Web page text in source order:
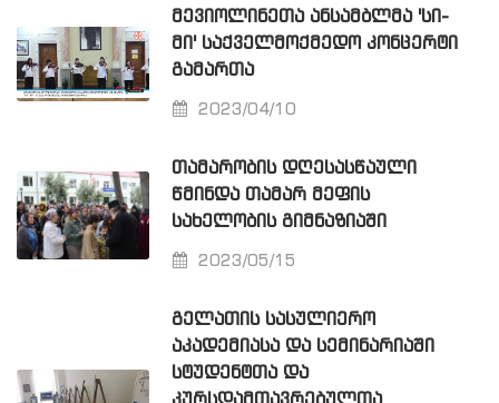
ᲛᲔᲕᲘᲝᲚᲘᲜᲔᲗᲐ ᲐᲜᲡᲐᲛᲑᲚᲛᲐ 'ᲡᲘ-
ᲛᲘ' ᲡᲐᲥᲕᲔᲚᲛᲝᲥᲛᲔᲓᲝ ᲙᲝᲜᲪᲔᲠᲢᲘ
ᲒᲐᲛᲐᲠᲗᲐ
2023/04/10
ᲗᲐᲛᲐᲠᲝᲑᲘᲡ ᲓᲦᲔᲡᲐᲡᲬᲐᲣᲚᲘ
ᲬᲛᲘᲜᲓᲐ ᲗᲐᲛᲐᲠ ᲛᲔᲤᲘᲡ
ᲡᲐᲮᲔᲚᲝᲑᲘᲡ ᲒᲘᲛᲜᲐᲖᲘᲐᲨᲘ
2023/05/15
ᲒᲔᲚᲐᲗᲘᲡ ᲡᲐᲡᲣᲚᲘᲔᲠᲝ
ᲐᲙᲐᲓᲔᲛᲘᲐᲡᲐ ᲓᲐ ᲡᲔᲛᲘᲜᲐᲠᲘᲐᲨᲘ
ᲡᲢᲣᲓᲔᲜᲢᲗᲐ ᲓᲐ